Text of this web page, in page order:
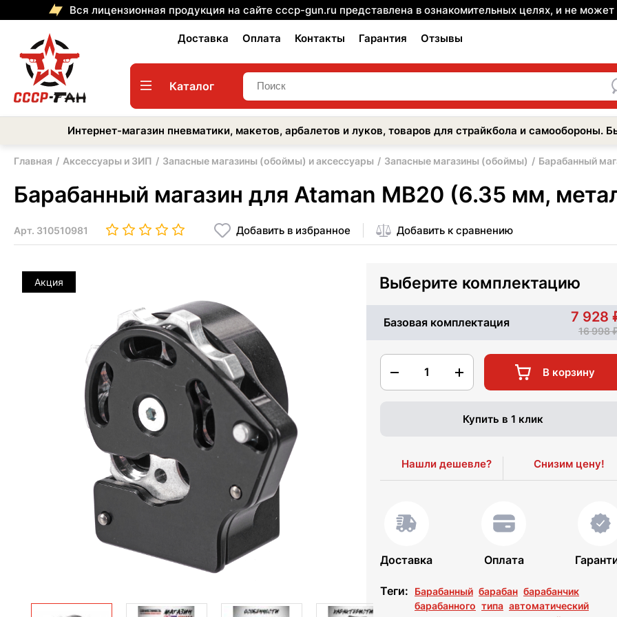
Вся лицензионная продукция на сайте cccp-gun.ru представлена в ознакомительных целях, и не
Доставка Оплата Контакты Гарантия Отзывы
Каталог
Интернет-магазин пневматики, макетов, арбалетов и луков, товаров для страйкбола и самообороны.
Главная Аксессуары и ЗИП Запасные магазины (обоймы) и аксессуары Запасные магазины (обоймы) Барабанный
Барабанный магазин для Ataman MB20 (6.35 мм,
Арт. 310510981 Добавить в избранное Добавить к сравнению
Акция Выберите комплектацию
Базовая комплектация 7 928
16 998
1 В корзину
Купить в 1 клик
Нашли дешевле? Снизим цену!
Доставка Оплата
Теги: Барабанный барабан барабанчик
барабанного типа автоматический